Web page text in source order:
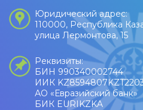
Юридический адрес:
110000, Республика
улица Лермонтова, 15
Реквизиты:
БИН 990340002744
ИИК
АО «Евразийский банк»
БИК EURIKZKA